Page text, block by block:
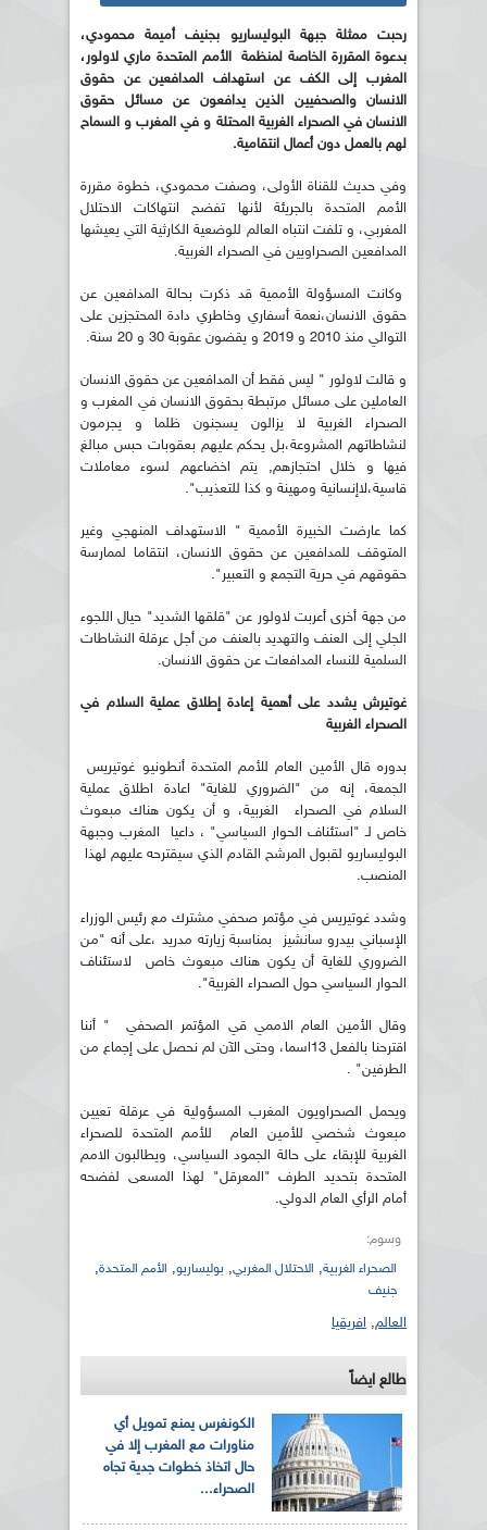
رحبت ممثلة جبهة البوليساريو بجنيف أميمة محمودي،
بدعوة المقررة الخاصة لمنظمة الأمم المتحدة ماري لاولور،
المغرب إلى الكف عن استهداف المدافعين عن حقوق
الانسان والصحفيين الذين يدافعون عن مسائل حقوق
الانسان في الصحراء الغربية المحتلة و في المغرب و السماح
لهم بالعمل دون أعمال انتقامية.
وفي حديث للقناة الأولى، وصفت محمودي، خطوة مقررة
الأمم المتحدة بالجريئة لأنها تفضح انتهاكات الاحتلال
المغربي، و تلفت انتباه العالم للوضعية الكارثية التي يعيشها
المدافعين الصحراويين في الصحراء الغربية.
وكانت المسؤولة الأممية قد ذكرت بحالة المدافعين عن
حقوق الانسان،نعمة أسفاري وخاطري دادة المحتجزين على
التوالي منذ 2010 و 2019 و يقضون عقوبة 30 و 20 سنة.
و قالت لاولور " ليس فقط أن المدافعين عن حقوق الانسان
العاملين على مسائل مرتبطة بحقوق الانسان في المغرب و
الصحراء الغربية لا يزالون يسجنون ظلما و يجرمون
لنشاطاتهم المشروعة،بل يحكم عليهم بعقوبات حبس مبالغ
فيها و خلال احتجازهم, يتم اخضاعهم لسوء معاملات
قاسية،لاإنسانية ومهينة و كذا للتعذيب".
كما عارضت الخبيرة الأممية " الاستهداف المنهجي وغير
المتوقف للمدافعين عن حقوق الانسان، انتقاما لممارسة
حقوقهم في حرية التجمع و التعبير".
من جهة أخرى أعربت لاولور عن "قلقها الشديد" حيال اللجوء
الجلي إلى العنف والتهديد بالعنف من أجل عرقلة النشاطات
السلمية للنساء المدافعات عن حقوق الانسان.
غوتيرش يشدد على أهمية إعادة إطلاق عملية السلام في
الصحراء الغربية
بدوره قال الأمين العام للأمم المتحدة أنطونيو غوتيريس
الجمعة، إنه من "الضروري للغاية" اعادة اطلاق عملية
السلام في الصحراء الغربية، و أن يكون هناك مبعوث
خاص لـ "استئناف الحوار السياسي" ، داعيا المغرب وجبهة
البوليساريو لقبول المرشح القادم الذي سيقترحه عليهم لهذا
المنصب.
وشدد غوتيريس في مؤتمر صحفي مشترك مع رئيس الوزراء
الإسباني بيدرو سانشيز بمناسبة زيارته مدريد ،على أنه "من
الضروري للغاية أن يكون هناك مبعوث خاص لاستئناف
الحوار السياسي حول الصحراء الغربية".
وقال الأمين العام الاممي قي المؤتمر الصحفي " أننا
اقترحنا بالفعل 13اسما، وحتى الآن لم نحصل على إجماع من
الطرفين" .
ويحمل الصحراويون المغرب المسؤولية في عرقلة تعيين
مبعوث شخصي للأمين العام للأمم المتحدة للصحراء
الغربية للإبقاء على حالة الجمود السياسي، ويطالبون الامم
المتحدة بتحديد الطرف "المعرقل" لهذا المسعى لفضحه
أمام الرأي العام الدولي.
وسوم:
الصحراء الغربية, الاحتلال المغربي, بوليساريو, الأمم المتحدة,
جنيف
العالم, افريقيا
طالع ايضاً
الكونغرس يمنع تمويل أي
مناورات مع المغرب إلا في
حال اتخاذ خطوات جدية تجاه
الصحراء...